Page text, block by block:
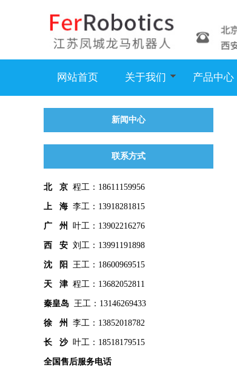
网站首页 关于我们 产品中心
新闻中心
联系方式
北 京 程工：18611159956
上 海 李工：13918281815
广 州 叶工：13902216276
西 安 刘工：13991191898
沈 阳 王工：18600969515
天 津 程工：13682052811
秦皇岛 王工：13146269433
徐 州 李工：13852018782
长 沙叶工：18518179515
全国售后服务电话